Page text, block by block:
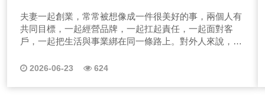
難的不是一起賺錢，而是不要把愛情吵
成內耗！
夫妻一起創業，常常被想像成一件很美好的事，兩個人有
共同目標，一起經營品牌，一起扛起責任，一起面對客
戶，一起把生活與事業綁在同一條路上。對外人來說，這
伴侶，成功時一起慶祝，辛苦時一起承擔。
2026-06-23 624